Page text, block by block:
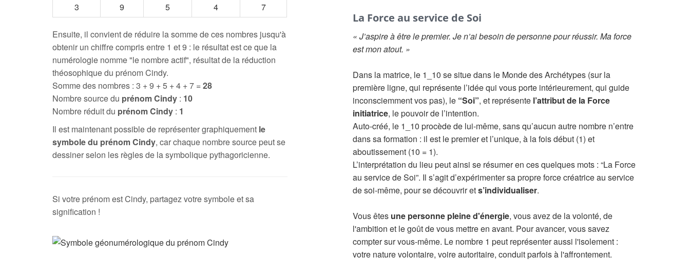
3
9 5 4 7
Ensuite, il convient de réduire la somme de ces nombres jusqu'à
obtenir un chiffre compris entre 1 et 9 : le résultat est ce que la
numérologie nomme "le nombre actif", résultat de la réduction
théosophique du prénom Cindy.
Somme des nombres : 3 + 9 + 5 + 4 + 7 =28
Nombre source du prénom Cindy : 10
Nombre réduit du prénom Cindy : 1
Il est maintenant possible de représenter graphiquement le
symbole du prénom Cindy, car chaque nombre source peut se
dessiner selon les règles de la symbolique pythagoricienne.
Si votre prénom est Cindy, partagez votre symbole et sa
signification !
La Force au service de Soi
« J’aspire à être le premier. Je n’ai besoin de personne pour réussir. Ma force
est mon atout. »
Dans la matrice, le 1_10 se situe dans le Monde des Archétypes (sur la
première ligne, qui représente l’idée qui vous porte intérieurement, qui guide
inconsciemment vos pas), le “Soi”, et représente l’attribut de la Force
initiatrice, le pouvoir de l’intention.
Auto-créé, le 1_10 procède de lui-même, sans qu’aucun autre nombre n’entre
dans sa formation : il est le premier et l’unique, à la fois début (1) et
aboutissement (10 = 1).
L’interprétation du lieu peut ainsi se résumer en ces quelques mots : “La Force
au service de Soi”. Il s’agit d’expérimenter sa propre force créatrice au service
de soi-même, pour se découvrir ets’individualiser.
Vous êtes une personne pleine d'énergie, vous avez de la volonté, de
l'ambition et le goût de vous mettre en avant. Pour avancer, vous savez
compter sur vous-même. Le nombre 1 peut représenter aussi l'isolement :
votre nature volontaire, voire autoritaire, conduit parfois à l'affrontement.